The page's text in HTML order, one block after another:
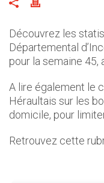
Découvrez les
Départemental
pour la semaine 45,
A lire également le
Héraultais sur les
domicile, pour
Retrouvez cette